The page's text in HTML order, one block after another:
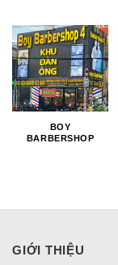
BOY
BARBERSHOP
GIỚI THIỆU